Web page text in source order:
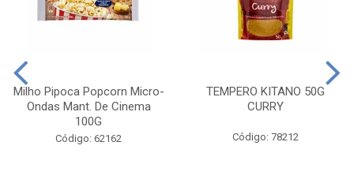
Milho Pipoca Popcorn Micro-
Ondas Mant. De Cinema
100G
Código: 62162
TEMPERO KITANO 50G
CURRY
Código: 78212